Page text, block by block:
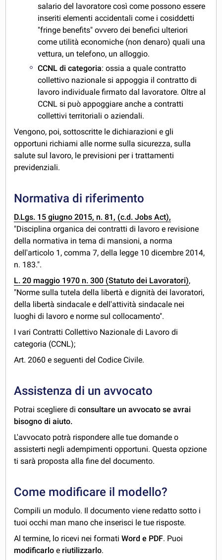
salario del lavoratore così come possono essere
inseriti elementi accidentali come i cosiddetti
"fringe benefits" ovvero dei benefici ulteriori
come utilità economiche (non denaro) quali una
vettura, un telefono, un alloggio.
CCNL di categoria: ossia a quale contratto
collettivo nazionale si appoggia il contratto di
lavoro individuale firmato dal lavoratore. Oltre al
CCNL si può appoggiare anche a contratti
collettivi territoriali o aziendali.
Vengono, poi, sottoscritte le dichiarazioni e gli
opportuni richiami alle norme sulla sicurezza, sulla
salute sul lavoro, le previsioni per i trattamenti
previdenziali.
Normativa di riferimento
D.Lgs. 15 giugno 2015, n. 81, (c.d. Jobs Act),
"Disciplina organica dei contratti di lavoro e revisione
della normativa in tema di mansioni, a norma
dell'articolo 1, comma 7, della legge 10 dicembre 2014,
n. 183.".
L. 20 maggio 1970 n. 300 (Statuto dei Lavoratori),
"Norme sulla tutela della libertà e dignità dei lavoratori,
della libertà sindacale e dell'attività sindacale nei
luoghi di lavoro e norme sul collocamento".
I vari Contratti Collettivo Nazionale di Lavoro di
categoria (CCNL);
Art. 2060 e seguenti del Codice Civile.
Assistenza di un avvocato
Potrai scegliere diconsultare un avvocato se avrai
bisogno di aiuto.
L'avvocato potrà rispondere alle tue domande o
assisterti negli adempimenti opportuni. Questa opzione
ti sarà proposta alla fine del documento.
Come modificare il modello?
Compili un modulo. Il documento viene redatto sotto i
tuoi occhi man mano che inserisci le tue risposte.
Al termine, lo ricevi nei formatiWord e PDF. Puoi
modificarlo e riutilizzarlo.